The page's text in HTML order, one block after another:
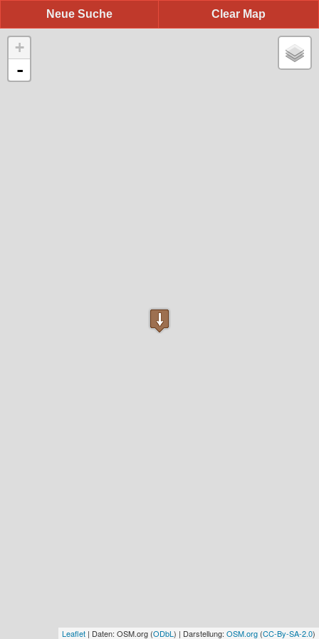
Clear Map
Neue Suche
+
-
Leaflet | Daten: OSM.org (ODbL ) | Darstellung: OSM.org (CC-By-SA-2.0)